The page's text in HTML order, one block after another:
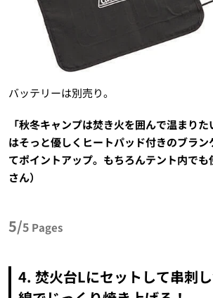
バッテリーは別売り。
「秋冬キャンプは焚き火を囲んで温まり
はそっと優しくヒートパッド付きのブラ
てポイントアップ。もちろんテント内で
さん）
5/5 Pages
4. 焚火台Lにセットして串刺